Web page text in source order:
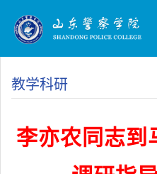
教学科研
李亦农同志到